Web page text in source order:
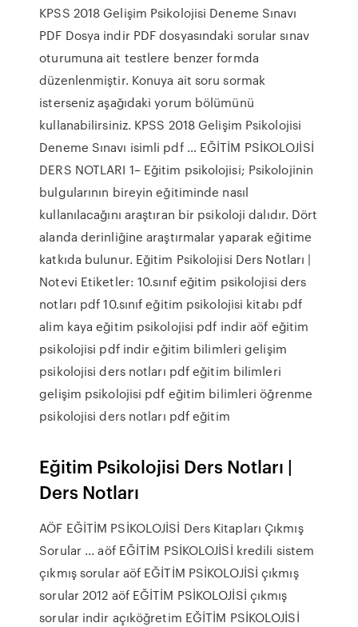
KPSS 2018 Gelişim Psikolojisi Deneme Sınavı
PDF Dosya indir PDF dosyasındaki sorular sınav
oturumuna ait testlere benzer formda
düzenlenmiştir. Konuya ait soru sormak
isterseniz aşağıdaki yorum bölümünü
kullanabilirsiniz. KPSS 2018 Gelişim Psikolojisi
Deneme Sınavı isimli pdf … EĞİTİM PSİKOLOJİSİ
DERS NOTLARI 1– Eğitim psikolojisi; Psikolojinin
bulgularının bireyin eğitiminde nasıl
kullanılacağını araştıran bir psikoloji dalıdır. Dört
alanda derinliğine araştırmalar yaparak eğitime
katkıda bulunur. Eğitim Psikolojisi Ders Notları |
Notevi Etiketler: 10.sınıf eğitim psikolojisi ders
notları pdf 10.sınıf eğitim psikolojisi kitabı pdf
alim kaya eğitim psikolojisi pdf indir aöf eğitim
psikolojisi pdf indir eğitim bilimleri gelişim
psikolojisi ders notları pdf eğitim bilimleri
gelişim psikolojisi pdf eğitim bilimleri öğrenme
psikolojisi ders notları pdf eğitim
Eğitim Psikolojisi Ders Notları |
Ders Notları
AÖF EĞİTİM PSİKOLOJİSİ Ders Kitapları Çıkmış
Sorular ... aöf EĞİTİM PSİKOLOJİSİ kredili sistem
çıkmış sorular aöf EĞİTİM PSİKOLOJİSİ çıkmış
sorular 2012 aöf EĞİTİM PSİKOLOJİSİ çıkmış
sorular indir açıköğretim EĞİTİM PSİKOLOJİSİ